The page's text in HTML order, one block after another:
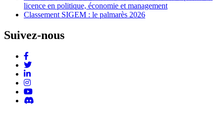
licence en politique, économie et management
Classement SIGEM : le palmarès 2026
Suivez-nous